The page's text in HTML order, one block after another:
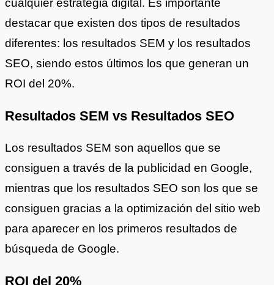
cualquier estrategia digital. Es importante
destacar que existen dos tipos de resultados
diferentes: los resultados SEM y los resultados
SEO, siendo estos últimos los que generan un
ROI del 20%.
Resultados SEM vs Resultados SEO
Los resultados SEM son aquellos que se
consiguen a través de la publicidad en Google,
mientras que los resultados SEO son los que se
consiguen gracias a la optimización del sitio web
para aparecer en los primeros resultados de
búsqueda de Google.
ROI del 20%